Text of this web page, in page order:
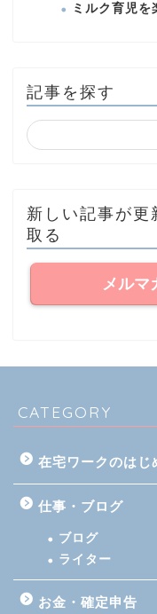
ミルク育児を
記事を探す
新しい記事が更
取る
メルマ
CATEGORY
在宅ワークのはじ
仕事・ブログ
ブログ
ライター
お金・確定申告